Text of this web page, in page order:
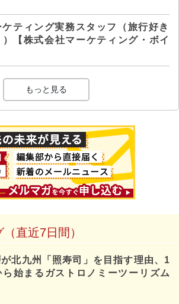
ティング実務スタッフ（旅行好き
）【株式会社マーケティング・ボイ
もっと見る
直近7日間）
北九州「照寿司」を目指す理由、1
始まるガストロノミーツーリズム